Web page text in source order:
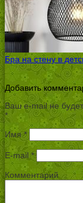
Бра на стену в
Добавить
Ваш e-mail не
*
Имя*
E-mail*
Комментарий